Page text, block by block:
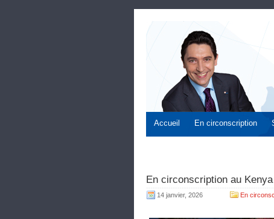
Accueil En circonscription
En circonscription au
14 janvier, 2026 En